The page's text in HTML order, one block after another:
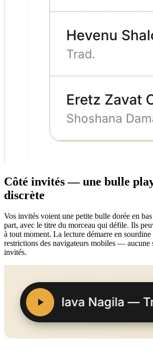
Côté invités — une bulle
discrète
Vos invités voient une petite bulle dorée en
part, avec le titre du morceau qui défile. Ils
à tout moment. La lecture démarre en sourdine
restrictions des navigateurs mobiles — aucune
invités.